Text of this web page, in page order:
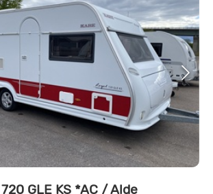
720 GLE KS *AC / Alde